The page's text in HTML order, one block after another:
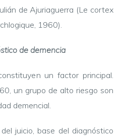
de Ajuriaguerra (Le cortex
1960).
de demencia
un factor principal.
un grupo de alto riesgo son
demencial.
juicio, base del diagnóstico